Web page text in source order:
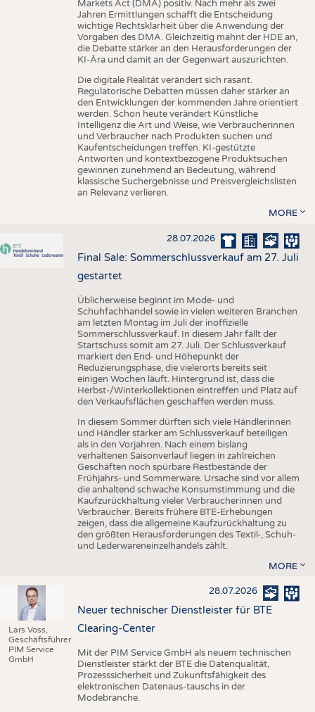
Markets Act (DMA) positiv. Nach mehr als zwei
Jahren Ermittlungen schafft die Entscheidung
wichtige Rechtsklarheit über die Anwendung der
Vorgaben des DMA. Gleichzeitig mahnt der HDE an,
die Debatte stärker an den Herausforderungen der
KI-Ära und damit an der Gegenwart auszurichten.
Die digitale Realität verändert sich rasant.
Regulatorische Debatten müssen daher stärker an
den Entwicklungen der kommenden Jahre orientiert
werden. Schon heute verändert Künstliche
Intelligenz die Art und Weise, wie Verbraucherinnen
und Verbraucher nach Produkten suchen und
Kaufentscheidungen treffen. KI-gestützte
Antworten und kontextbezogene Produktsuchen
gewinnen zunehmend an Bedeutung, während
klassische Suchergebnisse und Preisvergleichslisten
an Relevanz verlieren.
MORE
28.07.2026
Final Sale: Sommerschlussverkauf am 27. Juli
gestartet
Üblicherweise beginnt im Mode- und
Schuhfachhandel sowie in vielen weiteren Branchen
am letzten Montag im Juli der inoffizielle
Sommerschlussverkauf. In diesem Jahr fällt der
Startschuss somit am 27. Juli. Der Schlussverkauf
markiert den End- und Höhepunkt der
Reduzierungsphase, die vielerorts bereits seit
einigen Wochen läuft. Hintergrund ist, dass die
Herbst-/Winterkollektionen eintreffen und Platz auf
den Verkaufsflächen geschaffen werden muss.
In diesem Sommer dürften sich viele Händlerinnen
und Händler stärker am Schlussverkauf beteiligen
als in den Vorjahren. Nach einem bislang
verhaltenen Saisonverlauf liegen in zahlreichen
Geschäften noch spürbare Restbestände der
Frühjahrs- und Sommerware. Ursache sind vor allem
die anhaltend schwache Konsumstimmung und die
Kaufzurückhaltung vieler Verbraucherinnen und
Verbraucher. Bereits frühere BTE-Erhebungen
zeigen, dass die allgemeine Kaufzurückhaltung zu
den größten Herausforderungen des Textil-, Schuh-
und Lederwareneinzelhandels zählt.
MORE
Lars Voss,
Geschäftsführer
PIM Service
GmbH
28.07.2026
Neuer technischer Dienstleister für BTE
Clearing-Center
Mit der PIM Service GmbH als neuem technischen
Dienstleister stärkt der BTE die Datenqualität,
Prozesssicherheit und Zukunftsfähigkeit des
elektronischen Datenaus-tauschs in der
Modebranche.